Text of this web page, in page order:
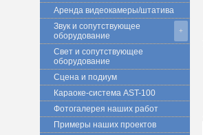
Аренда видеокамеры/штатива
+
Звук и сопутствующее
оборудование
Свет и сопутствующее
оборудование
Сцена и подиум
Караоке-система AST-100
Фотогалерея наших работ
Примеры наших проектов